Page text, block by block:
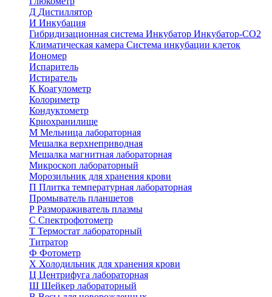
Д Дистиллятор
И Инкубация
Гибридизационная система Инкубатор Инкубатор-СО2
Климатическая камера Система инкубации клеток
Иономер
Испаритель
Истиратель
К Коагулометр
Колориметр
Кондуктометр
Криохранилище
М Мельница лабораторная
Мешалка верхнеприводная
Мешалка магнитная лабораторная
Микроскоп лабораторный
Морозильник для хранения крови
П Плитка температурная лабораторная
Промыватель планшетов
Р Размораживатель плазмы
С Спектрофотометр
Т Термостат лабораторный
Титратор
Ф Фотометр
Х Холодильник для хранения крови
Ц Центрифуга лабораторная
Ш Шейкер лабораторный